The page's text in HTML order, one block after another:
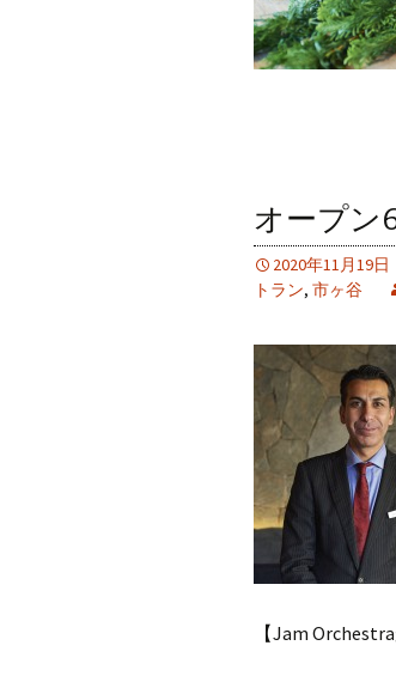
オープン
2020年11月19日
トラン, 市ヶ谷
【Jam